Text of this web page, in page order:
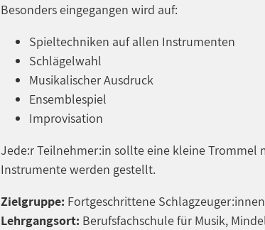
Besonders eingegangen wird auf:
Spieltechniken auf allen Instrumenten
Schlägelwahl
Musikalischer Ausdruck
Ensemblespiel
Improvisation
Jede:r Teilnehmer:in sollte eine kleine Trommel
Instrumente werden gestellt.
Zielgruppe: Fortgeschrittene Schlagzeuger:innen
Lehrgangsort: Berufsfachschule für Musik,